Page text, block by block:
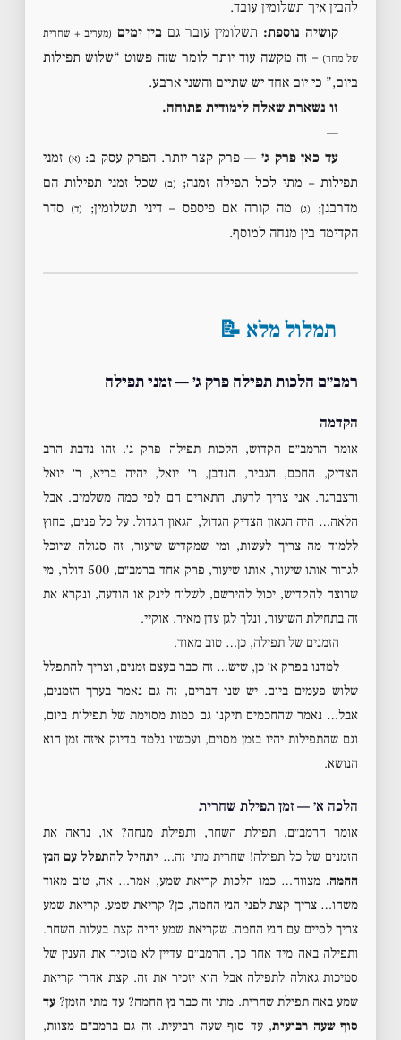
להבין איך תשלומין עובד.
קושיה נוספת: תשלומין עובר גם בין ימים (מעריב + שחרית
של מחר) – זה מקשה עוד יותר לומר שזה פשוט “שלוש תפילות
ביום,” כי יום אחד יש שתיים והשני ארבע.
זו נשארת שאלה לימודית פתוחה.
—
עד כאן פרק ג׳ — פרק קצר יותר. הפרק עסק ב: (א) זמני
תפילות – מתי לכל תפילה זמנה; (ב) שכל זמני תפילות הם
מדרבנן;
(ג) מה קורה אם פיספס – דיני תשלומין; (ד) סדר
הקדימה בין מנחה למוסף.
תמלול מלא 📝
רמב״ם הלכות תפילה פרק ג׳ — זמני תפילה
הקדמה
אומר הרמב״ם הקדוש, הלכות תפילה פרק ג׳. זהו נדבת הרב
הצדיק, החכם, הגביר, הנדבן, ר׳ יואל, יהיה בריא, ר׳ יואל
ורצברגר. אני צריך לדעת, התארים הם לפי כמה משלמים. אבל
הלאה… היה הגאון הצדיק הגדול, הגאון הגדול. על כל פנים, בחוץ
ללמוד מה צריך לעשות, ומי שמקדיש שיעור, זה סגולה שיוכל
לגרור אותו שיעור, אותו שיעור, פרק אחד ברמב״ם, 500 דולר, מי
שרוצה להקדיש, יכול להירשם, לשלוח לינק או הודעה, ונקרא את
זה בתחילת השיעור, ונלך לגן עדן מאיר. אוקיי.
הזמנים של תפילה, כן… טוב מאוד.
למדנו בפרק א׳ כן, שיש… זה כבר בעצם זמנים, וצריך להתפלל
שלוש פעמים ביום. יש שני דברים, זה גם נאמר בערך הזמנים,
אבל… נאמר שהחכמים תיקנו גם כמות מסוימת של תפילות ביום,
וגם שהתפילות יהיו בזמן מסוים, ועכשיו נלמד בדיוק איזה זמן הוא
הנושא.
הלכה א׳ — זמן תפילת שחרית
אומר הרמב״ם, תפילת השחר, ותפילת מנחה? או, נראה את
הזמנים של כל תפילה! שחרית מתי זה… יתחיל להתפלל עם הנץ
החמה. מצווה… כמו הלכות קריאת שמע, אמר… אה, טוב מאוד
משהו… צריך קצת לפני הנץ החמה, כן? קריאת שמע. קריאת שמע
צריך לסיים עם הנץ החמה. שקריאת שמע יהיה קצת בעלות השחר.
ותפילה באה מיד אחר כך, הרמב״ם עדיין לא מזכיר את הענין של
סמיכות גאולה לתפילה אבל הוא יזכיר את זה. קצת אחרי קריאת
שמע באה תפילת שחרית. מתי זה כבר נץ החמה? עד מתי הזמן? עד
סוף שעה רביעית, עד סוף שעה רביעית. זה גם ברמב״ם מצוות,